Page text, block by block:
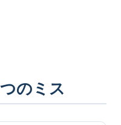
のミス